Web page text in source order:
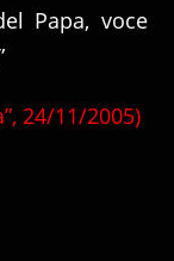
Papa, voce
24/11/2005)